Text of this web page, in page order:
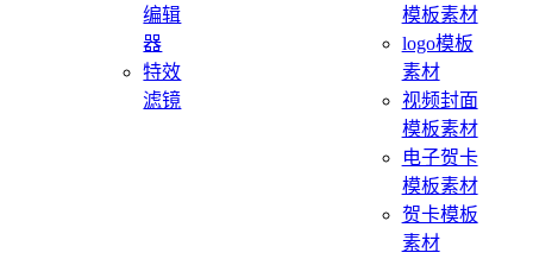
编辑
器
特效
滤镜
模板素材
logo模板
素材
视频封面
模板素材
电子贺卡
模板素材
贺卡模板
素材